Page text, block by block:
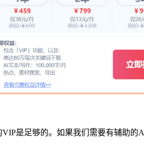
是足够的。如果我们需要有辅助的